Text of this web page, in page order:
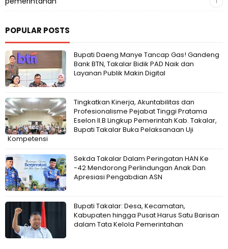
POPULAR POSTS
Bupati Daeng Manye Tancap Gas! Gandeng
Bank BTN, Takalar Bidik PAD Naik dan
Layanan Publik Makin Digital
Tingkatkan Kinerja, Akuntabilitas dan
Profesionalisme Pejabat Tinggi Pratama
Eselon II.B Lingkup Pemerintah Kab. Takalar,
Bupati Takalar Buka Pelaksanaan Uji
Kompetensi
Sekda Takalar Dalam Peringatan HAN Ke
-42 Mendorong Perlindungan Anak Dan
Apresiasi Pengabdian ASN
Bupati Takalar: Desa, Kecamatan,
Kabupaten hingga Pusat Harus Satu Barisan
dalam Tata Kelola Pemerintahan